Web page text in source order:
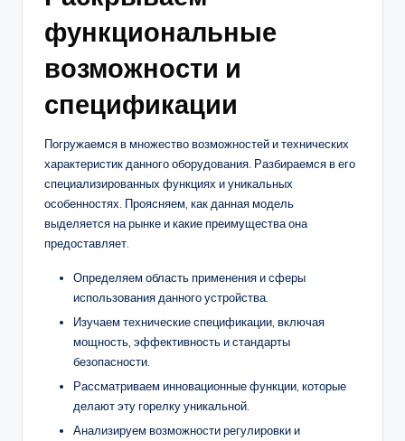
функциональные
возможности и
спецификации
Погружаемся в множество возможностей и технических
характеристик данного оборудования. Разбираемся в его
специализированных функциях и уникальных
особенностях. Проясняем, как данная модель
выделяется на рынке и какие преимущества она
предоставляет.
Определяем область применения и сферы
использования данного устройства.
Изучаем технические спецификации, включая
мощность, эффективность и стандарты
безопасности.
Рассматриваем инновационные функции, которые
делают эту горелку уникальной.
Анализируем возможности регулировки и